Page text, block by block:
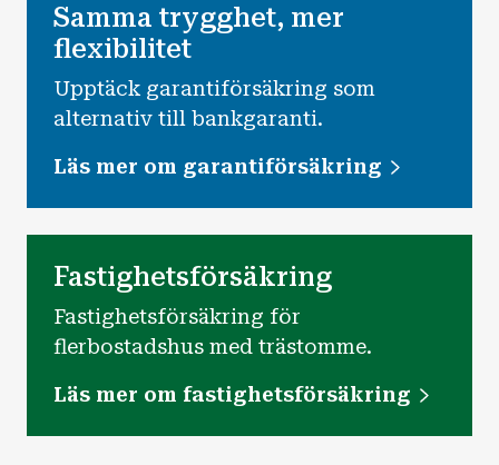
Samma trygghet, mer
flexibilitet
Upptäck garantiförsäkring som
alternativ till bankgaranti.
Läs mer om garantiförsäkring
Fastighetsförsäkring
Fastighetsförsäkring för
flerbostadshus med trästomme.
Läs mer om fastighetsförsäkring